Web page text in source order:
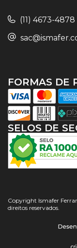
(11) 4673-4878
SELOS DE
FORMAS DE
Copyright Ismafer
direitos reservados.